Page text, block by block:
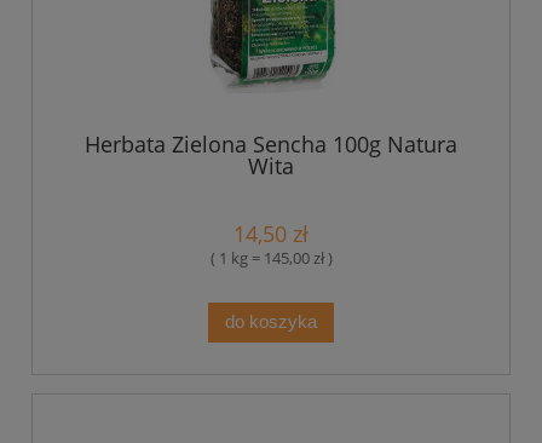
Herbata Zielona Sencha 100g Natura
Wita
14,50 zł
( 1 kg = 145,00 zł )
do koszyka